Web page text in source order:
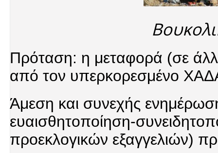
Πρόταση: η μεταφορά (σε
από τον υπερκορεσμένο
Άμεση και συνεχής
ευαισθητοποίηση-
προεκλογικών εξαγγελιών)